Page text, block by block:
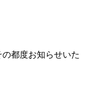
都度お知らせいた